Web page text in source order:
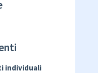
individuali